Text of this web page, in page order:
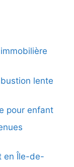
lente
pour enfant
en Île-de-